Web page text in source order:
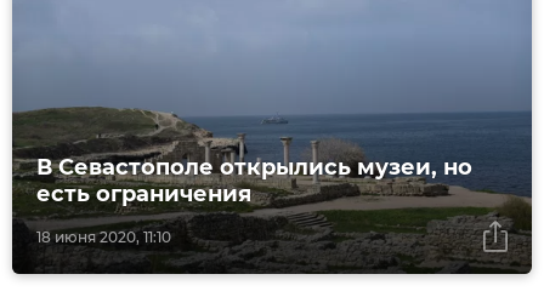
18 июня 2020, 11:10
В Севастополе открылись музеи, но
есть ограничения